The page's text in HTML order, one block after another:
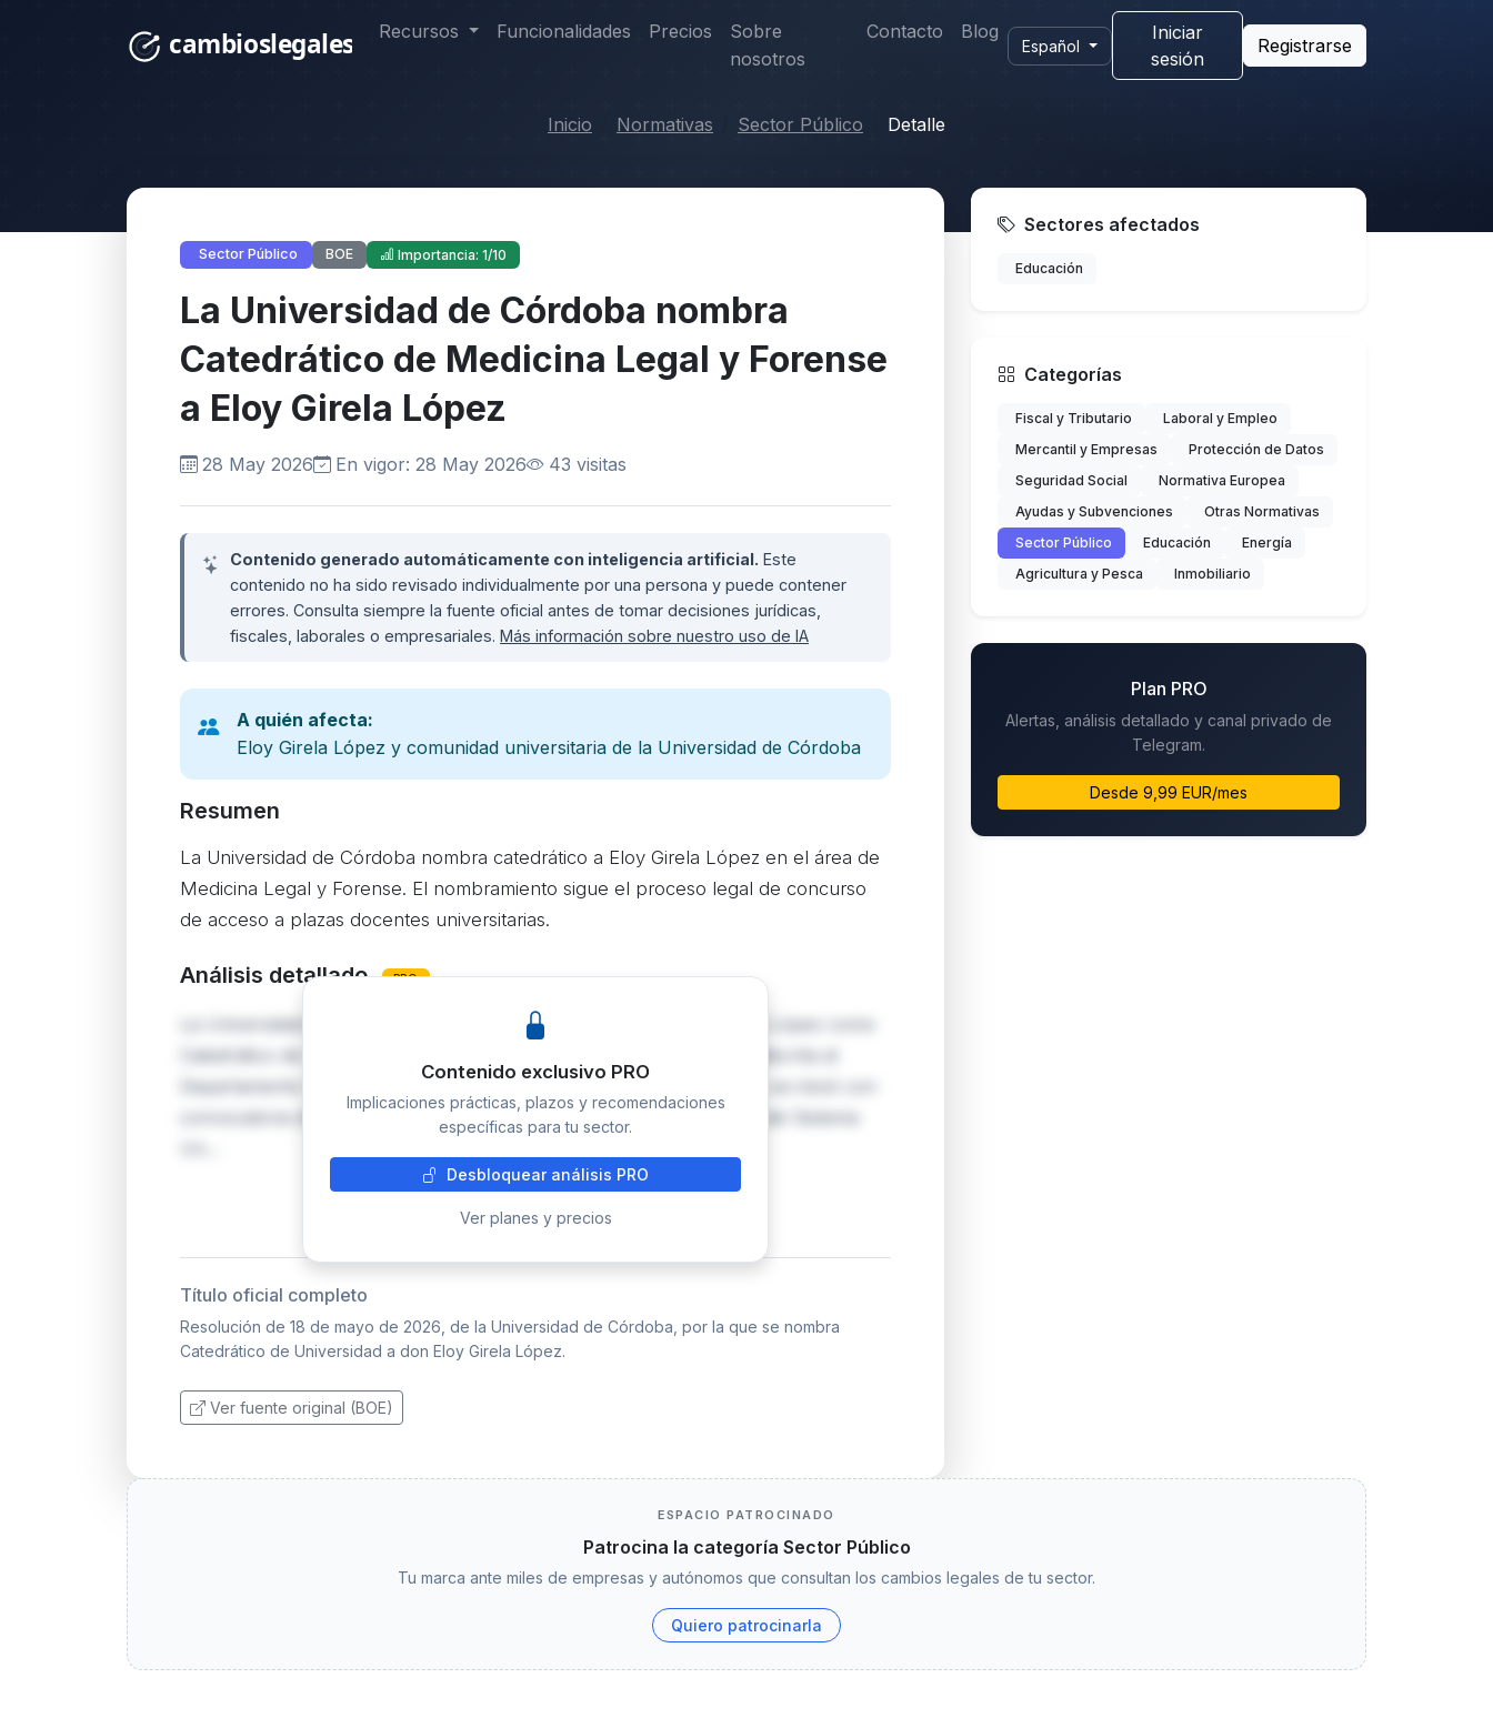
Recursos Funcionalidades Precios
Sobre
nosotros
Contacto Blog
Español
Iniciar
sesión
Registrarse
Inicio Normativas Sector Público Detalle
Sector Público BOE Importancia: 1/10
La Universidad de Córdoba nombra
Catedrático de Medicina Legal y Forense
a Eloy Girela López
28 May 2026 En vigor: 28 May 2026 43 visitas
Contenido generado automáticamente con inteligencia artificial. Este
contenido no ha sido revisado individualmente por una persona y puede contener
errores. Consulta siempre la fuente oficial antes de tomar decisiones jurídicas,
fiscales, laborales o empresariales. Más información sobre nuestro uso de IA
A quién afecta:
Eloy Girela López y comunidad universitaria de la Universidad de Córdoba
Resumen
La Universidad de Córdoba nombra catedrático a Eloy Girela López en el área de
Medicina Legal y Forense. El nombramiento sigue el proceso legal de concurso
de acceso a plazas docentes universitarias.
Análisis detallado PRO
La Universidad de Córdoba formaliza el nombramiento de Eloy Girela López como
Catedrático de Universidad en el área de Medicina Legal y Forense, adscrita al
Departamento de Ciencias Morfológicas y Sociosanitarias. El proceso se inició con
convocatoria de enero de 2026 y se rige por la Ley Orgánica 2/2023 del Sistema
Contenido exclusivo PRO
Implicaciones prácticas, plazos y recomendaciones
específicas para tu sector.
Desbloquear análisis PRO
Ver planes y precios
Título oficial completo
Resolución de 18 de mayo de 2026, de la Universidad de Córdoba, por la que se nombra
Catedrático de Universidad a don Eloy Girela López.
Ver fuente original (BOE)
Sectores afectados
Educación
Categorías
Fiscal y Tributario
Laboral y Empleo
Mercantil y Empresas
Protección de Datos
Seguridad Social
Normativa Europea
Ayudas y Subvenciones
Otras Normativas
Sector Público
Educación
Energía
Agricultura y Pesca
Inmobiliario
Plan PRO
Alertas, análisis detallado y canal privado de
Telegram.
Desde 9,99 EUR/mes
ESPACIO PATROCINADO
Patrocina la categoría Sector Público
Tu marca ante miles de empresas y autónomos que consultan los cambios legales de tu sector.
Quiero patrocinarla